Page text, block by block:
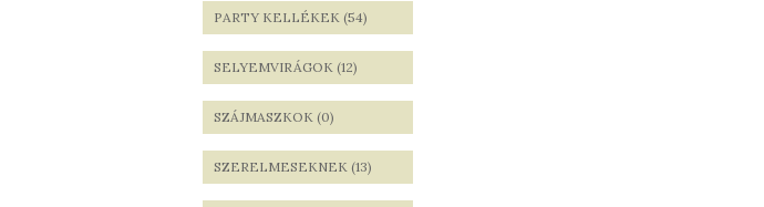
PARTY KELLÉKEK (54)
SELYEMVIRÁGOK (12)
SZÁJMASZKOK (0)
SZERELMESEKNEK (13)